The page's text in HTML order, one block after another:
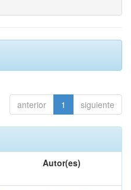
anterior 1 siguiente
Autor(es)